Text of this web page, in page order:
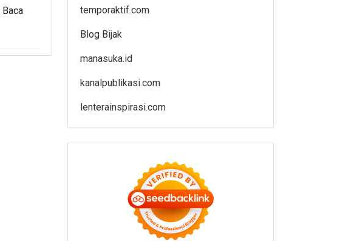
Baca
temporaktif.com
Blog Bijak
manasuka.id
kanalpublikasi.com
lenterainspirasi.com